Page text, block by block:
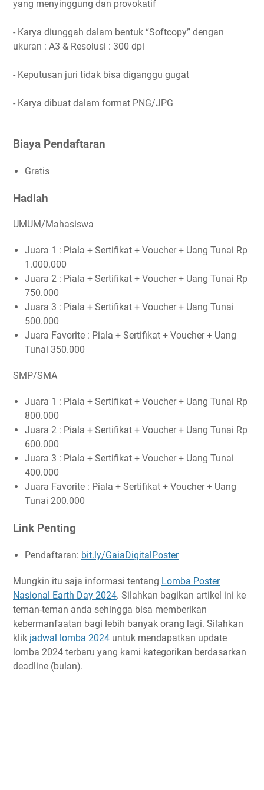
yang menyinggung dan provokatif
- Karya diunggah dalam bentuk “Softcopy” dengan
ukuran : A3 & Resolusi : 300 dpi
- Keputusan juri tidak bisa diganggu gugat
- Karya dibuat dalam format PNG/JPG
Biaya Pendaftaran
Gratis
Hadiah
UMUM/Mahasiswa
Juara 1 : Piala + Sertifikat + Voucher + Uang Tunai Rp
1.000.000
Juara 2 : Piala + Sertifikat + Voucher + Uang Tunai Rp
750.000
Juara 3 : Piala + Sertifikat + Voucher + Uang Tunai
500.000
Juara Favorite : Piala + Sertifikat + Voucher + Uang
Tunai 350.000
SMP/SMA
Juara 1 : Piala + Sertifikat + Voucher + Uang Tunai Rp
800.000
Juara 2 : Piala + Sertifikat + Voucher + Uang Tunai Rp
600.000
Juara 3 : Piala + Sertifikat + Voucher + Uang Tunai
400.000
Juara Favorite : Piala + Sertifikat + Voucher + Uang
Tunai 200.000
Link Penting
Pendaftaran: bit.ly/GaiaDigitalPoster
Mungkin itu saja informasi tentang Lomba Poster
Nasional Earth Day 2024. Silahkan bagikan artikel ini ke
teman-teman anda sehingga bisa memberikan
kebermanfaatan bagi lebih banyak orang lagi. Silahkan
klik jadwal lomba 2024 untuk mendapatkan update
lomba 2024 terbaru yang kami kategorikan berdasarkan
deadline (bulan).